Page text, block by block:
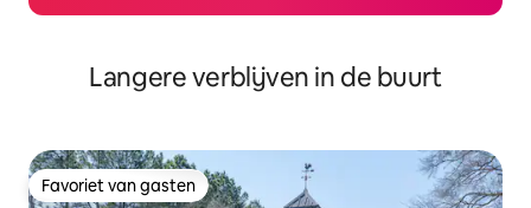
Langere verblijven in de buurt
Favoriet van gasten
Favoriet van gasten